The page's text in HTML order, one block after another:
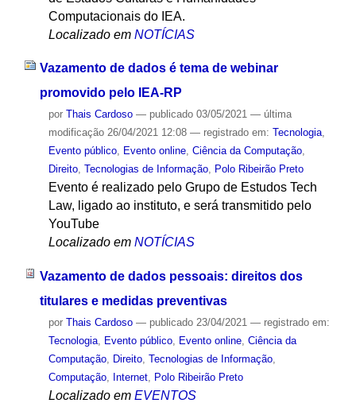
Computacionais do IEA.
Localizado em NOTÍCIAS
Vazamento de dados é tema de webinar
promovido pelo IEA-RP
por Thais Cardoso — publicado03/05/2021 — última
modificação26/04/2021 12:08 — registrado em: Tecnologia,
Evento público, Evento online, Ciência da Computação,
Direito, Tecnologias de Informação, Polo Ribeirão Preto
Evento é realizado pelo Grupo de Estudos Tech
Law, ligado ao instituto, e será transmitido pelo
YouTube
Localizado em NOTÍCIAS
Vazamento de dados pessoais: direitos dos
titulares e medidas preventivas
por Thais Cardoso — publicado23/04/2021 — registrado em:
Tecnologia, Evento público, Evento online, Ciência da
Computação, Direito, Tecnologias de Informação,
Computação, Internet, Polo Ribeirão Preto
Localizado em EVENTOS